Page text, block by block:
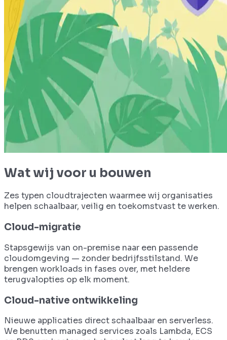
Wat wij voor u bouwen
Zes typen cloudtrajecten waarmee wij organisaties
helpen schaalbaar, veilig en toekomstvast te werken.
Cloud-migratie
Stapsgewijs van on-premise naar een passende
cloudomgeving — zonder bedrijfsstilstand. We
brengen workloads in fases over, met heldere
terugvalopties op elk moment.
Cloud-native ontwikkeling
Nieuwe applicaties direct schaalbaar en serverless.
We benutten managed services zoals Lambda, ECS